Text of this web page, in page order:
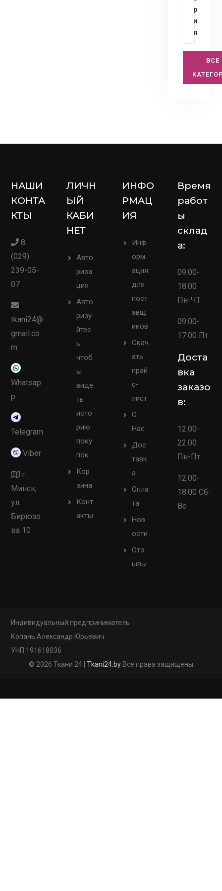
р
и
я
ВСЕ
НАШИ
КОНТА
КТЫ
8
(029)
239-05-
07
tkani24@
gmail.co
m
Whatsap
p
Telegram
Viber
г.
Минск,
ул.
Бирюзо
ва 10
ЛИЧН
ЫЙ
КАБИ
НЕТ
Авто
риза
ция
Авто
ризу
йтес
ь
чтоб
ы
виде
ть
исто
рию
поку
пок
Кор
зина
Конт
акты
ИНФО
РМАЦ
ИЯ
Инф
орм
ация
для
пост
авщ
иков
Скач
ать
прай
с-
лист
О
Нас
Дос
тавк
а
Опла
та
Нов
ости
Отз
ывы
Время
работ
ы
склад
а:
09.00-
18.00
Пн-ЧТ
09.00-
17.00 Пт
Доста
вка
заказо
в:
12.00-
22.00
Пн-Пт
12.00-
18.00 Сб-
Вс
Индивидуальный предприниматель
Копань Александр Юрьевич
УНП 191618036
© 2026 Ткани 24 | Tkani24.by Все права защищены